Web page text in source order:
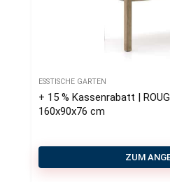
ESSTISCHE GARTEN
+ 15 % Kassenrabatt |
160x90x76 cm
ZUM